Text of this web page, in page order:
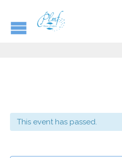
This event has passed.